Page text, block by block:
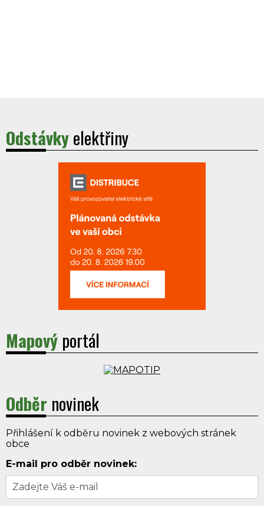
Odstávkyelektřiny
Mapový portál
Odběr novinek
Přihlášení k odběru novinek z webových stránek
obce
E-mail pro odběr novinek: